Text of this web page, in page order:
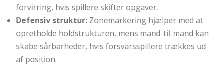
forvirring, hvis spillere skifter opgaver.
Defensiv struktur: Zonemarkering hjælper med at
opretholde holdstrukturen, mens mand-til-mand kan
skabe sårbarheder, hvis forsvarsspillere trækkes ud
af position.